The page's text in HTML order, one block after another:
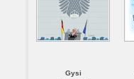
Gysi